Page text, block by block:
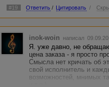
#19 Ответить / Цитировать /
inok-woin написал
Я. уже давно, не
цена заказа - я просто
Смысла нет кричать об
свой исполнитель и
возможностей, мнимых